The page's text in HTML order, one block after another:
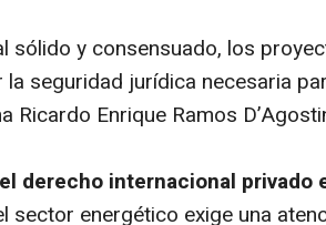
sólido y consensuado, los
seguridad jurídica necesaria
Ricardo Enrique Ramos
derecho internacional privado
sector energético exige una